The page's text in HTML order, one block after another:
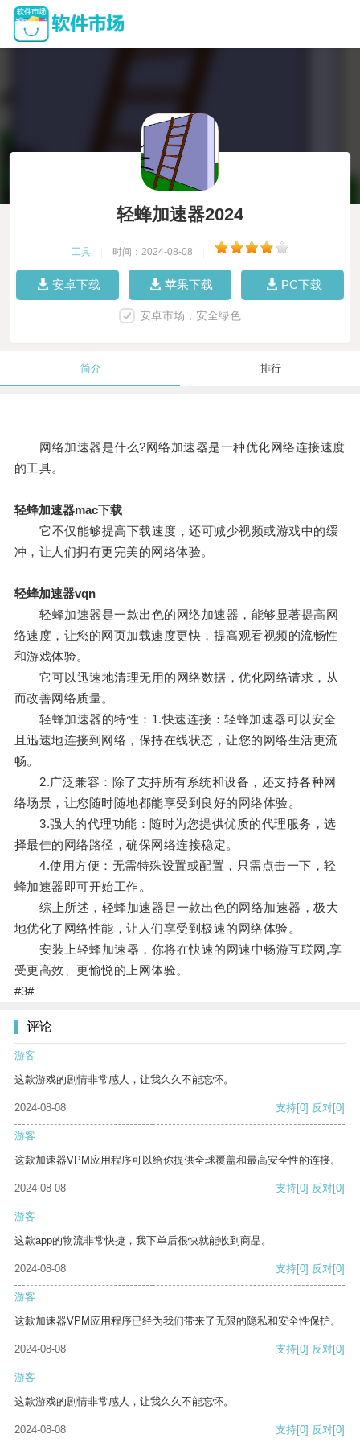
轻蜂加速器2024
工具 时间：2024-08-08
安卓下载 苹果下载 PC下载
安卓市场，安全绿色
简介 排行
网络加速器是什么?网络加速器是一种优化网络连接速度
的工具。
轻蜂加速器mac下载
它不仅能够提高下载速度，还可减少视频或游戏中的缓
冲，让人们拥有更完美的网络体验。
轻蜂加速器vqn
轻蜂加速器是一款出色的网络加速器，能够显著提高网
络速度，让您的网页加载速度更快，提高观看视频的流畅性
和游戏体验。
它可以迅速地清理无用的网络数据，优化网络请求，从
而改善网络质量。
轻蜂加速器的特性：1.快速连接：轻蜂加速器可以安全
且迅速地连接到网络，保持在线状态，让您的网络生活更流
畅。
2.广泛兼容：除了支持所有系统和设备，还支持各种网
络场景，让您随时随地都能享受到良好的网络体验。
3.强大的代理功能：随时为您提供优质的代理服务，选
择最佳的网络路径，确保网络连接稳定。
4.使用方便：无需特殊设置或配置，只需点击一下，轻
蜂加速器即可开始工作。
综上所述，轻蜂加速器是一款出色的网络加速器，极大
地优化了网络性能，让人们享受到极速的网络体验。
安装上轻蜂加速器，你将在快速的网速中畅游互联网,享
受更高效、更愉悦的上网体验。
#3#
评论
游客
这款游戏的剧情非常感人，让我久久不能忘怀。
2024-08-08 支持[0] 反对[0]
游客
这款加速器VPM应用程序可以给你提供全球覆盖和最高安全性的连接。
2024-08-08 支持[0] 反对[0]
游客
这款app的物流非常快捷，我下单后很快就能收到商品。
2024-08-08 支持[0] 反对[0]
游客
这款加速器VPM应用程序已经为我们带来了无限的隐私和安全性保护。
2024-08-08 支持[0] 反对[0]
游客
这款游戏的剧情非常感人，让我久久不能忘怀。
2024-08-08 支持[0] 反对[0]